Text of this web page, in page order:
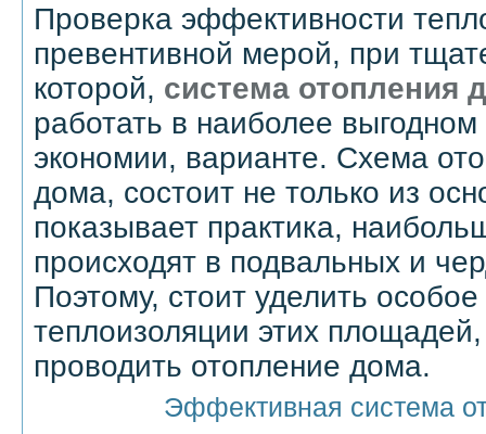
Проверка эффективности
превентивной мерой, при
которой, система отопления
работать в наиболее выгодном
экономии, варианте. Схема
дома, состоит не только из
показывает практика,
происходят в подвальных и
Поэтому, стоит уделить
теплоизоляции этих
проводить отопление дома.
Эффективная система